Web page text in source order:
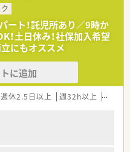
的に関わることができます。
／
度があり、
ンジしていくことが可能！
ップ研修、リーダー研修、
ーなど
店舗展開！
ート！託児所あり／9時か
！土日休み！社保加入希望
にもオススメ
に追加
週休2.5日以上 週32h以上 ブラ